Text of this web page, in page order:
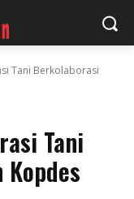
Tani Berkolaborasi
Tani